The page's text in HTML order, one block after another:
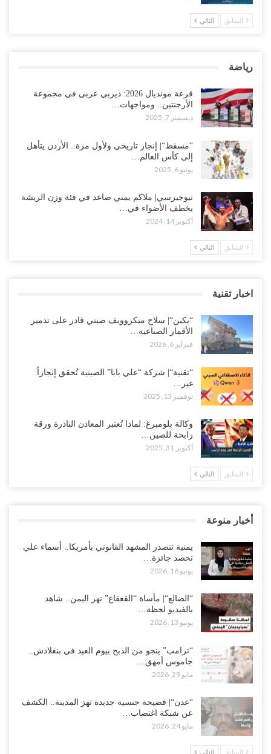
السابق التالي
رياضة
قرعة مونديال 2026: ديربي عربي في مجموعة
الأرجنتين.. ومواجهات…
ديسمبر 7, 2025
“مسقط“| إنجاز تاريخي ولأول مرة.. الأردن يتأهل
إلى كأس العالم…
يونيو 6, 2025
نيوجيرسي| ملاكم يمني صاعد في فئة وزن الريشة
يخطف الأضواء في…
أكتوبر 14, 2024
السابق التالي
اخبار تقنية
“بكين“| سلاح ميكروويف صيني قادر على تدمير
الأقمار الصناعية…
فبراير 6, 2026
“تقنية“| شركة “علي بابا” الصينية تُحقق إنجازاً
غير…
نوفمبر 13, 2025
وكالة بلومبرغ: لماذا تُعتبر المعادن النادرة ورقة
رابحة للصين…
أكتوبر 31, 2025
السابق التالي
أخبار منوعة
يمنية تتصدر المشهد القانوني بأمريكا.. أسماء علي
تحصد جائزة…
يونيو 16, 2026
“الضالع“| مأساة “القعقاع” تهز اليمن.. شاهد
بالفيديو لحظة…
يونيو 13, 2026
“ترامب” ينجو من الذبح بيوم العيد في بنغلادش..
جاموس أمهق…
مايو 29, 2026
“عدن“| فضيحة جنسية جديدة تهز المدينة.. الكشف
عن شبكة اغتصاب…
مايو 24, 2026
السابق التالي